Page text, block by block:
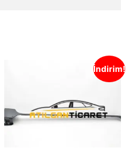
İndirim!